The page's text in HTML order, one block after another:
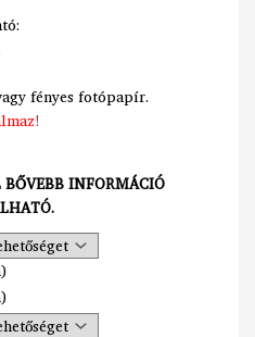
fényes fotópapír.
INFORMÁCIÓ